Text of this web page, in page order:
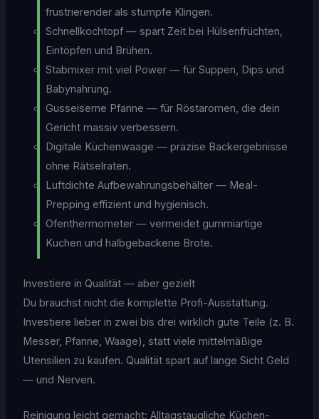
frustrierender als stumpfe Klingen.
Schnellkochtopf — spart Zeit bei Hülsenfrüchten,
Eintöpfen und Brühen.
Stabmixer mit viel Power — für Suppen, Dips und
Babynahrung.
Gusseiserne Pfanne — für Röstaromen, die dein
Gericht massiv verbessern.
Digitale Küchenwaage — präzise Backergebnisse
ohne Rätselraten.
Luftdichte Aufbewahrungsbehälter — Meal-
Prepping effizient und hygienisch.
Ofenthermometer — vermeidet gummiartige
Kuchen und halbgebackene Brote.
Investiere in Qualität — aber gezielt
Du brauchst nicht die komplette Profi-Ausstattung.
Investiere lieber in zwei bis drei wirklich gute Teile (z. B.
Messer, Pfanne, Waage), statt viele mittelmäßige
Utensilien zu kaufen. Qualität spart auf lange Sicht Geld
— und Nerven.
Reinigung leicht gemacht: Alltagstaugliche Küchen-